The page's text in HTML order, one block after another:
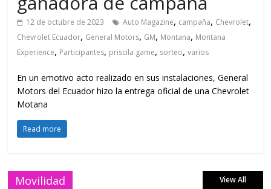
12 de octubre de 2023 Auto Magazine, campaña, Chevrolet,
Chevrolet Ecuador, General Motors, GM, Montana, Montana
Experience, Participantes, priscila game, sorteo,varios
En un emotivo acto realizado en sus instalaciones, General
Motors del Ecuador hizo la entrega oficial de una Chevrolet
Motana
Read more
Movilidad View All